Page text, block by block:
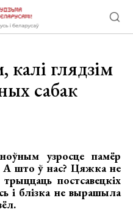
глядзім
сабак
узросце памёр
А што ў нас? Цяжка не
постсавецкіх
і блізка не вырашыла